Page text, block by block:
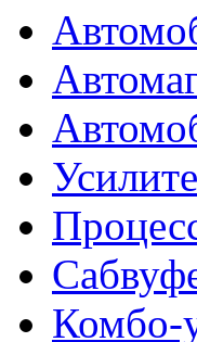
Комбо-